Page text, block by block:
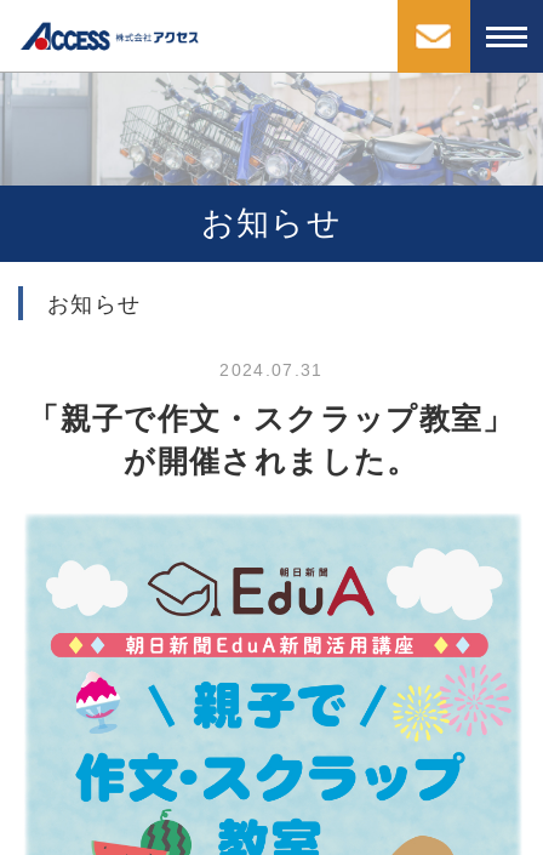
お知らせ
お知らせ
2024.07.31
「親子で作文・スクラップ教室」
が開催されました。